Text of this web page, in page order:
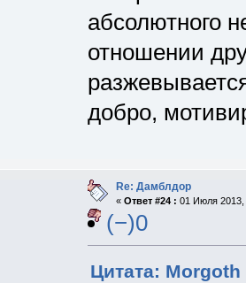
абсолютного
отношении
добро,
Re: Дамблдор
« Ответ #24 : 01 Июля 2013,
(−)0
Цитата: